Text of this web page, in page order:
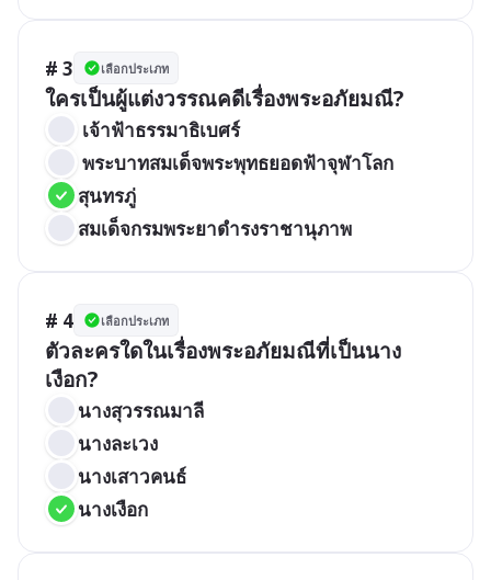
# 3 เลือกประเภท
ใครเป็นผู้แต่งวรรณคดีเรื่องพระอภัยมณี?
เจ้าฟ้าธรรมาธิเบศร์
พระบาทสมเด็จพระพุทธยอดฟ้าจุฬาโลก
สุนทรภู่
สมเด็จกรมพระยาดำรงราชานุภาพ
# 4 เลือกประเภท
ตัวละครใดในเรื่องพระอภัยมณีที่เป็นนาง
เงือก?
นางสุวรรณมาลี
นางละเวง
นางเสาวคนธ์
นางเงือก